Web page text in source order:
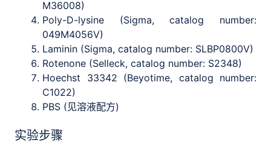
M36008)
Poly-D-lysine (Sigma, catalog number:
049M4056V)
Laminin (Sigma, catalog number: SLBP0800V)
Rotenone (Selleck, catalog number: S2348)
Hoechst 33342 (Beyotime, catalog number:
C1022)
PBS (见溶液配方)
实验步骤